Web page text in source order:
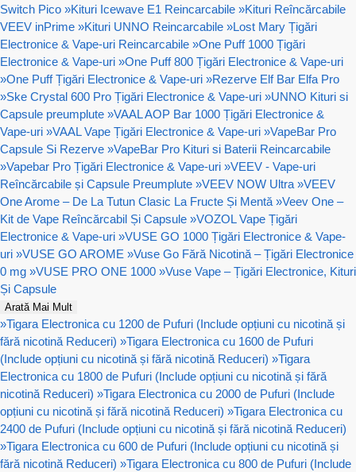
Switch Pico »Kituri Icewave E1 Reincarcabile »Kituri Reîncărcabile
VEEV inPrime »Kituri UNNO Reincarcabile »Lost Mary Țigări
Electronice & Vape-uri Reincarcabile »One Puff 1000 Țigări
Electronice & Vape-uri »One Puff 800 Țigări Electronice & Vape-uri
»One Puff Țigări Electronice & Vape-uri »Rezerve Elf Bar Elfa Pro
»Ske Crystal 600 Pro Țigări Electronice & Vape-uri »UNNO Kituri si
Capsule preumplute »VAAL AOP Bar 1000 Țigări Electronice &
Vape-uri »VAAL Vape Țigări Electronice & Vape-uri »VapeBar Pro
Capsule Si Rezerve »VapeBar Pro Kituri si Baterii Reincarcabile
»Vapebar Pro Țigări Electronice & Vape-uri »VEEV - Vape-uri
Reîncărcabile și Capsule Preumplute »VEEV NOW Ultra »VEEV
One Arome – De La Tutun Clasic La Fructe Și Mentă »Veev One –
Kit de Vape Reîncărcabil Și Capsule »VOZOL Vape Țigări
Electronice & Vape-uri »VUSE GO 1000 Țigări Electronice & Vape-
uri »VUSE GO AROME »Vuse Go Fără Nicotină – Țigări Electronice
0 mg »VUSE PRO ONE 1000 »Vuse Vape – Țigări Electronice, Kituri
Și Capsule
Arată Mai Mult
»Tigara Electronica cu 1200 de Pufuri (Include opțiuni cu nicotină și
fără nicotină Reduceri) »Tigara Electronica cu 1600 de Pufuri
(Include opțiuni cu nicotină și fără nicotină Reduceri) »Tigara
Electronica cu 1800 de Pufuri (Include opțiuni cu nicotină și fără
nicotină Reduceri) »Tigara Electronica cu 2000 de Pufuri (Include
opțiuni cu nicotină și fără nicotină Reduceri) »Tigara Electronica cu
2400 de Pufuri (Include opțiuni cu nicotină și fără nicotină Reduceri)
»Tigara Electronica cu 600 de Pufuri (Include opțiuni cu nicotină și
fără nicotină Reduceri) »Tigara Electronica cu 800 de Pufuri (Include